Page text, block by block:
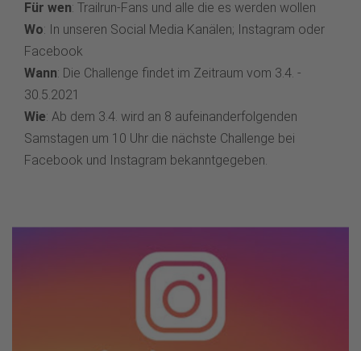
Für wen: Trailrun-Fans und alle die es werden wollen
Wo: In unseren Social Media Kanälen; Instagram oder
Facebook
Wann: Die Challenge findet im Zeitraum vom 3.4. -
30.5.2021
Wie: Ab dem 3.4. wird an 8 aufeinanderfolgenden
Samstagen um 10 Uhr die nächste Challenge bei
Facebook und Instagram bekanntgegeben.